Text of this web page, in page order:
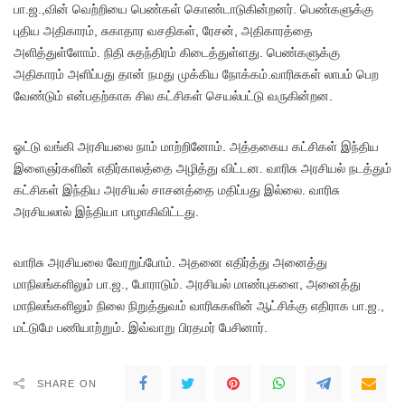
பா.ஜ.,வின் வெற்றியை பெண்கள் கொண்டாடுகின்றனர். பெண்களுக்கு
புதிய அதிகாரம், சுகாதார வசதிகள், ரேசன், அதிகாரத்தை
அளித்துள்ளோம். நிதி சுதந்திரம் கிடைத்துள்ளது. பெண்களுக்கு
அதிகாரம் அளிப்பது தான் நமது முக்கிய நோக்கம்.வாரிசுகள் லாபம் பெற
வேண்டும் என்பதற்காக சில கட்சிகள் செயல்பட்டு வருகின்றன.
ஓட்டு வங்கி அரசியலை நாம் மாற்றினோம். அத்தகைய கட்சிகள் இந்திய
இளைஞர்களின் எதிர்காலத்தை அழித்து விட்டன. வாரிசு அரசியல் நடத்தும்
கட்சிகள் இந்திய அரசியல் சாசனத்தை மதிப்பது இல்லை. வாரிசு
அரசியலால் இந்தியா பாழாகிவிட்டது.
வாரிசு அரசியலை வேரறுப்போம். அதனை எதிர்த்து அனைத்து
மாநிலங்களிலும் பா.ஜ., போராடும். அரசியல் மாண்புகளை, அனைத்து
மாநிலங்களிலும் நிலை நிறுத்துவம் வாரிசுகளின் ஆட்சிக்கு எதிராக பா.ஜ.,
மட்டுமே பணியாற்றும். இவ்வாறு பிரதமர் பேசினார்.
SHARE ON